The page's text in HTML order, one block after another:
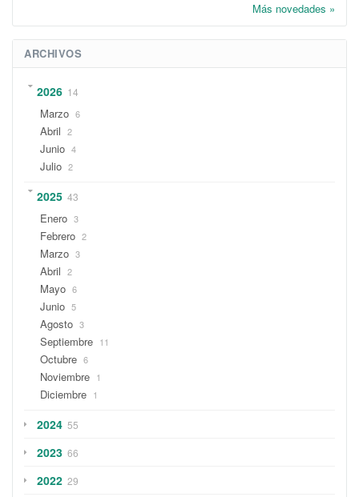
Más novedades »
ARCHIVOS
2026 14
Marzo 6
Abril 2
Junio 4
Julio 2
2025 43
Enero 3
Febrero 2
Marzo 3
Abril 2
Mayo 6
Junio 5
Agosto 3
Septiembre 11
Octubre 6
Noviembre 1
Diciembre 1
2024 55
2023 66
2022 29